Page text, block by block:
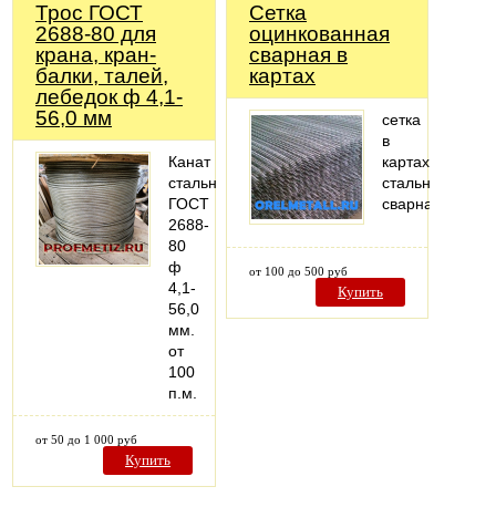
Трос ГОСТ
2688-80 для
крана, кран-
балки, талей,
лебедок ф 4,1-
56,0 мм
Канат
стальной
ГОСТ
2688-
80
ф
4,1-
56,0
мм.
от
100
п.м.
от 50 до 1 000 руб
Купить
Сетка
оцинкованная
сварная в
картах
сетка
в
картах
стальная
сварная
от 100 до 500 руб
Купить